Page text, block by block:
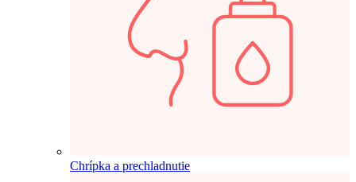
Chrípka a prechladnutie